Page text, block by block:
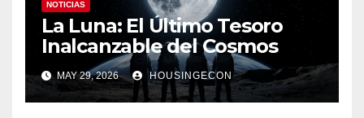
NOTICIAS
La Luna: El Último Tesoro
Inalcanzable del Cosmos
MAY 29, 2026 HOUSINGECON